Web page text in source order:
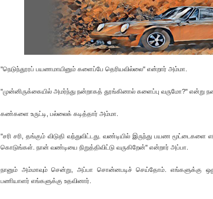
"நெடுந்தூரப் பயணமாயினும் களைப்பே தெரியவில்லை" என்றார் அம்மா.
"முன்னிருக்கையில் அமர்ந்து நன்றாகத் தூங்கினால் களைப்பு வருமோ?" என்று
கண்களை உருட்டி, பல்லைக் கடித்தார் அம்மா.
"சரி சரி, தங்கும் விடுதி வந்துவிட்டது. வண்டியில் இருந்து பயண
கொடுங்கள். நான் வண்டியை நிறுத்திவிட்டு வருகிறேன்" என்றார் அப்பா.
நானும் அம்மாவும் சென்று, அப்பா சொன்னபடிச் செய்தோம். எங்களுக்கு
பணியாளர் எங்களுக்கு உதவினார்.